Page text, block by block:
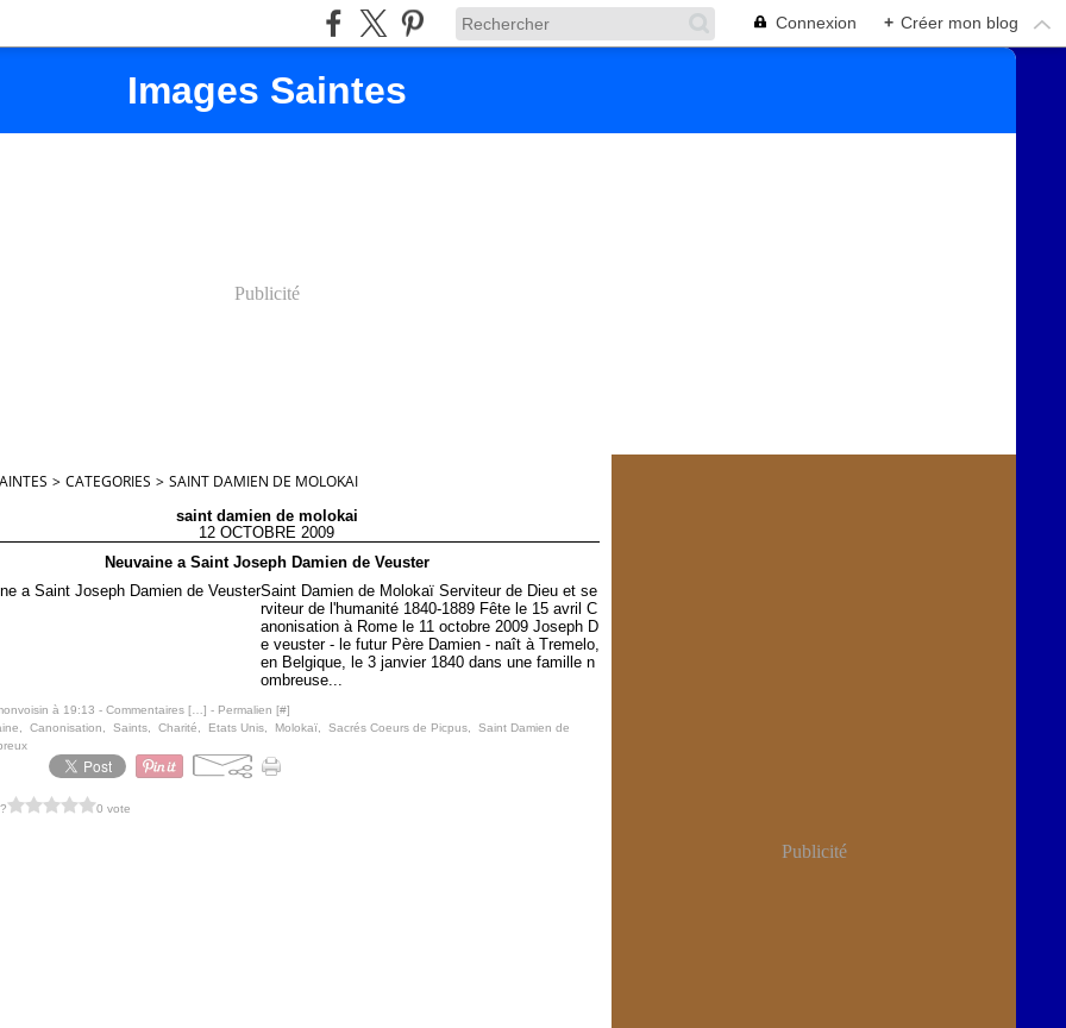
Connexion + Créer mon blog
Images Saintes
Publicité
> CATEGORIES > SAINT DAMIEN DE MOLOKAI
saint damien de molokai
12 OCTOBRE 2009
Neuvaine a Saint Joseph Damien de Veuster
Saint Damien de Molokaï Serviteur de Dieu et se
rviteur de l'humanité 1840-1889 Fête le 15 avril C
anonisation à Rome le 11 octobre 2009 Joseph D
e veuster - le futur Père Damien - naît à Tremelo,
en Belgique, le 3 janvier 1840 dans une famille n
ombreuse...
à 19:13 - Commentaires [ ] - Permalien [#]
Canonisation Saints Charité Etats Unis Molokaï Sacrés Coeurs de Picpus
Saint Damien de
0 vote
Publicité